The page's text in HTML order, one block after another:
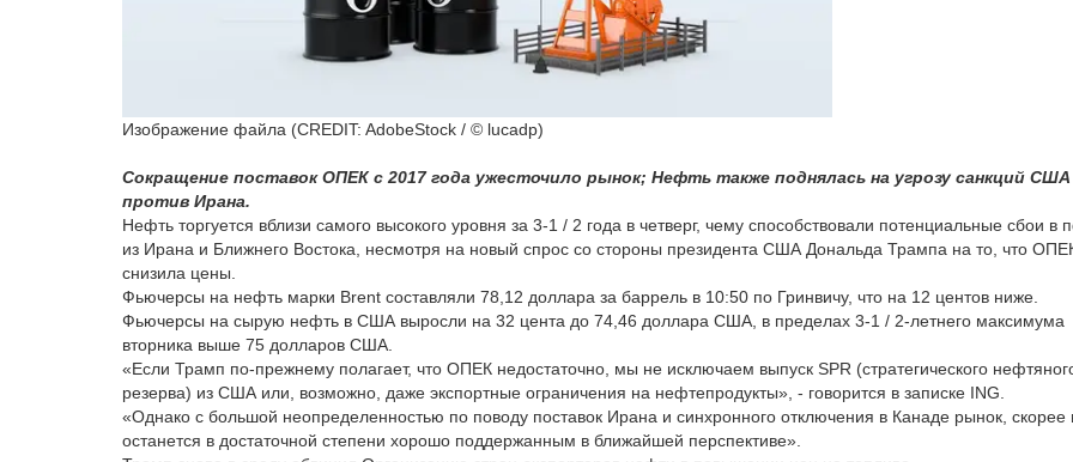
Изображение файла (CREDIT: AdobeStock / © lucadp)
Сокращение поставок ОПЕК с 2017 года ужесточило рынок; Нефть также поднялась на угрозу санкций США
против Ирана.
Нефть торгуется вблизи самого высокого уровня за 3-1 / 2 года в четверг, чему способствовали потенциальные сбои в
из Ирана и Ближнего Востока, несмотря на новый спрос со стороны президента США Дональда Трампа на то, что
снизила цены.
Фьючерсы на нефть марки Brent составляли 78,12 доллара за баррель в 10:50 по Гринвичу, что на 12 центов ниже.
Фьючерсы на сырую нефть в США выросли на 32 цента до 74,46 доллара США, в пределах 3-1 / 2-летнего максимума
вторника выше 75 долларов США.
«Если Трамп по-прежнему полагает, что ОПЕК недостаточно, мы не исключаем выпуск SPR (стратегического
резерва) из США или, возможно, даже экспортные ограничения на нефтепродукты», - говорится в записке ING.
«Однако с большой неопределенностью по поводу поставок Ирана и синхронного отключения в Канаде рынок, скорее
останется в достаточной степени хорошо поддержанным в ближайшей перспективе».